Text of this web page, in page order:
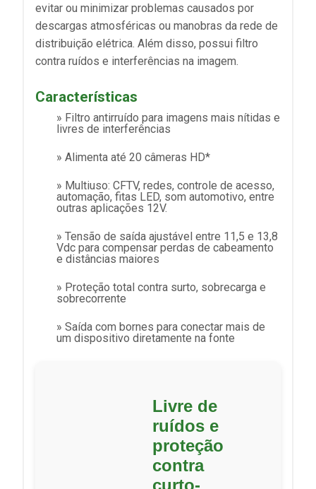
evitar ou minimizar problemas causados por
descargas atmosféricas ou manobras da rede de
distribuição elétrica. Além disso, possui filtro
contra ruídos e interferências na imagem.
Características
» Filtro antirruído para imagens mais nítidas e
livres de interferências
» Alimenta até 20 câmeras HD*
» Multiuso: CFTV, redes, controle de acesso,
automação, fitas LED, som automotivo, entre
outras aplicações 12V.
» Tensão de saída ajustável entre 11,5 e 13,8
Vdc para compensar perdas de cabeamento
e distâncias maiores
» Proteção total contra surto, sobrecarga e
sobrecorrente
» Saída com bornes para conectar mais de
um dispositivo diretamente na fonte
Livre de
ruídos e
proteção
contra